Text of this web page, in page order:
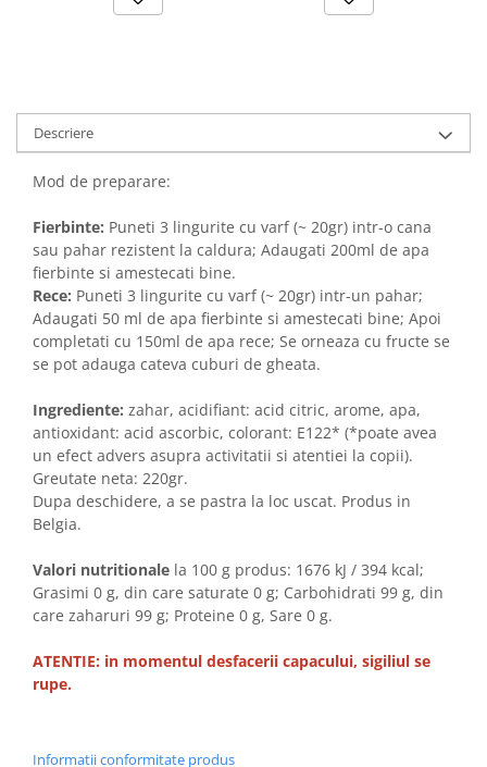
Descriere
Mod de preparare:
Fierbinte: Puneti 3 lingurite cu varf (~ 20gr) intr-o cana
sau pahar rezistent la caldura; Adaugati 200ml de apa
fierbinte si amestecati bine.
Rece: Puneti 3 lingurite cu varf (~ 20gr) intr-un pahar;
Adaugati 50 ml de apa fierbinte si amestecati bine; Apoi
completati cu 150ml de apa rece; Se orneaza cu fructe se
se pot adauga cateva cuburi de gheata.
Ingrediente: zahar, acidifiant: acid citric, arome, apa,
antioxidant: acid ascorbic, colorant: E122* (*poate avea
un efect advers asupra activitatii si atentiei la copii).
Greutate neta: 220gr.
Dupa deschidere, a se pastra la loc uscat. Produs in
Belgia.
Valori nutritionale la 100 g produs: 1676 kJ / 394 kcal;
Grasimi 0 g, din care saturate 0 g; Carbohidrati 99 g, din
care zaharuri 99 g; Proteine 0 g, Sare 0 g.
ATENTIE: in momentul desfacerii capacului, sigiliul se
rupe.
Informatii conformitate produs